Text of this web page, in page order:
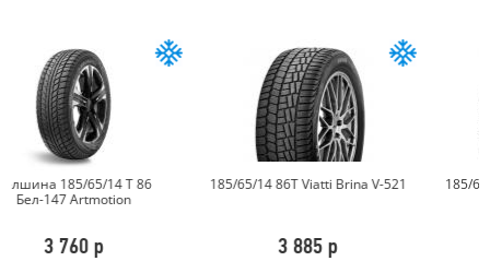
185/65/14 86T Viatti Brina V-521
3 885 р
185/65/14 86T PIRELLI ICE ZERO
6 404 р